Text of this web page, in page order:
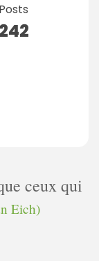
Posts
242
ceux qui
Eich)